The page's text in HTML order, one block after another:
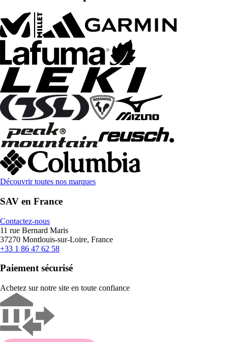
Découvrir toutes nos marques
SAV en France
Contactez-nous
11 rue Bernard Maris
37270 Montlouis-sur-Loire, France
+33 1 86 47 62 58
Paiement sécurisé
Achetez sur notre site en toute confiance